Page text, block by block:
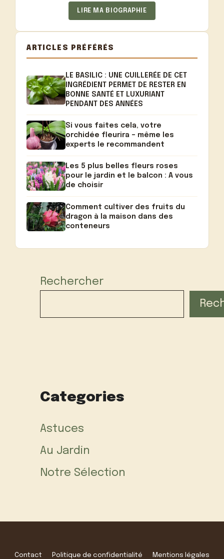
LIRE MA BIOGRAPHIE
ARTICLES PRÉFÉRÉS
LE BASILIC : UNE CUILLERÉE DE CET
INGRÉDIENT PERMET DE RESTER EN
BONNE SANTÉ ET LUXURIANT
PENDANT DES ANNÉES
Si vous faites cela, votre
orchidée fleurira – même les
experts le recommandent
Les 5 plus belles fleurs roses
pour le jardin et le balcon : A vous
de choisir
Comment cultiver des fruits du
dragon à la maison dans des
conteneurs
Rechercher
Categories
Astuces
Au Jardin
Notre Sélection
Contact Politique de confidentialité Mentions légales